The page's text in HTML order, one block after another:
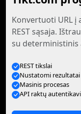
Konvertuoti URL
REST sąsaja.
su deterministinis
REST tikslai
Nustatomi rezultatai
Masinis procesas
API raktų